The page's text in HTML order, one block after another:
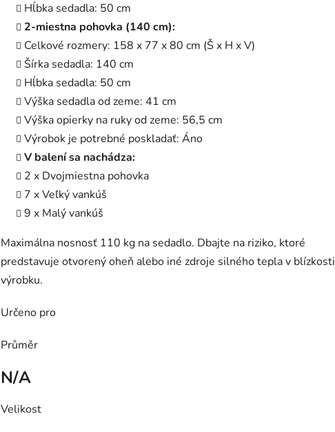
Hĺbka sedadla: 50 cm
2-miestna pohovka (140 cm):
Celkové rozmery: 158 x 77 x 80 cm (Š x H x V)
Šírka sedadla: 140 cm
Hĺbka sedadla: 50 cm
Výška sedadla od zeme: 41 cm
Výška opierky na ruky od zeme: 56,5 cm
Výrobok je potrebné poskladať: Áno
V balení sa nachádza:
2 x Dvojmiestna pohovka
7 x Veľký vankúš
9 x Malý vankúš
Maximálna nosnosť 110 kg na sedadlo. Dbajte na riziko, ktoré
predstavuje otvorený oheň alebo iné zdroje silného tepla v blízkosti
výrobku.
Určeno pro
Průměr
N/A
Velikost